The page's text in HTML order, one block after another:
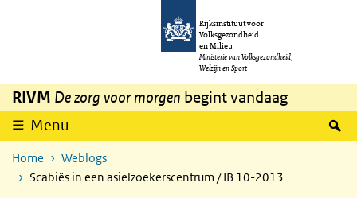
Overslaan en naar de inhoud gaan
Rijksinstituut voor
Volksgezondheid
en Milieu
Ministerie van Volksgezondheid,
Welzijn en Sport
RIVM De zorg voor morgen begint vandaag
Menu
Home
Weblogs
Scabiës in een asielzoekerscentrum / IB 10-2013